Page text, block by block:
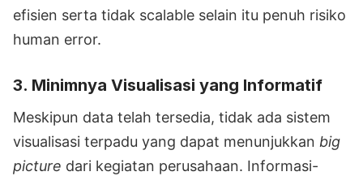
efisien serta tidak scalable selain itu penuh risiko
human error.
3. Minimnya Visualisasi yang Informatif
Meskipun data telah tersedia, tidak ada sistem
visualisasi terpadu yang dapat menunjukkan big
picture dari kegiatan perusahaan. Informasi-